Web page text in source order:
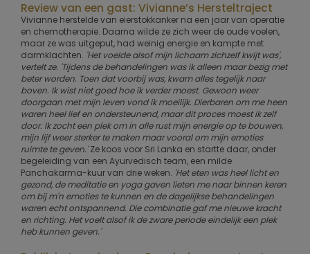
Review van een gast: Vivianne’s Hersteltraject
Vivianne herstelde van eierstokkanker na een jaar van operatie
en chemotherapie. Daarna wilde ze zich weer de oude voelen,
maar ze was uitgeput, had weinig energie en kampte met
darmklachten. 'Het voelde alsof mijn lichaam zichzelf kwijt was',
vertelt ze. 'Tijdens de behandelingen was ik alleen maar bezig met
beter worden. Toen dat voorbij was, kwam alles tegelijk naar
boven. Ik wist niet goed hoe ik verder moest. Gewoon weer
doorgaan met mijn leven vond ik moeilijk. Dierbaren om me heen
waren heel lief en ondersteunend, maar dit proces moest ik zelf
door. Ik zocht een plek om in alle rust mijn energie op te bouwen,
mijn lijf weer sterker te maken maar vooral om mijn emoties
ruimte te geven.'Ze koos voor Sri Lanka en startte daar, onder
begeleiding van een Ayurvedisch team, een milde
Panchakarma-kuur van drie weken. 'Het eten was heel licht en
gezond, de meditatie en yoga gaven lieten me naar binnen keren
om bij m'n emoties te kunnen en de dagelijkse behandelingen
waren echt ontspannend. Die combinatie gaf me nieuwe kracht
en richting. Het voelt alsof ik de zware periode eindelijk een plek
heb kunnen geven.'